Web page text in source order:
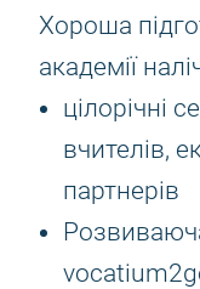
Хороша
академії
цілорічні
вчителів,
партнерів